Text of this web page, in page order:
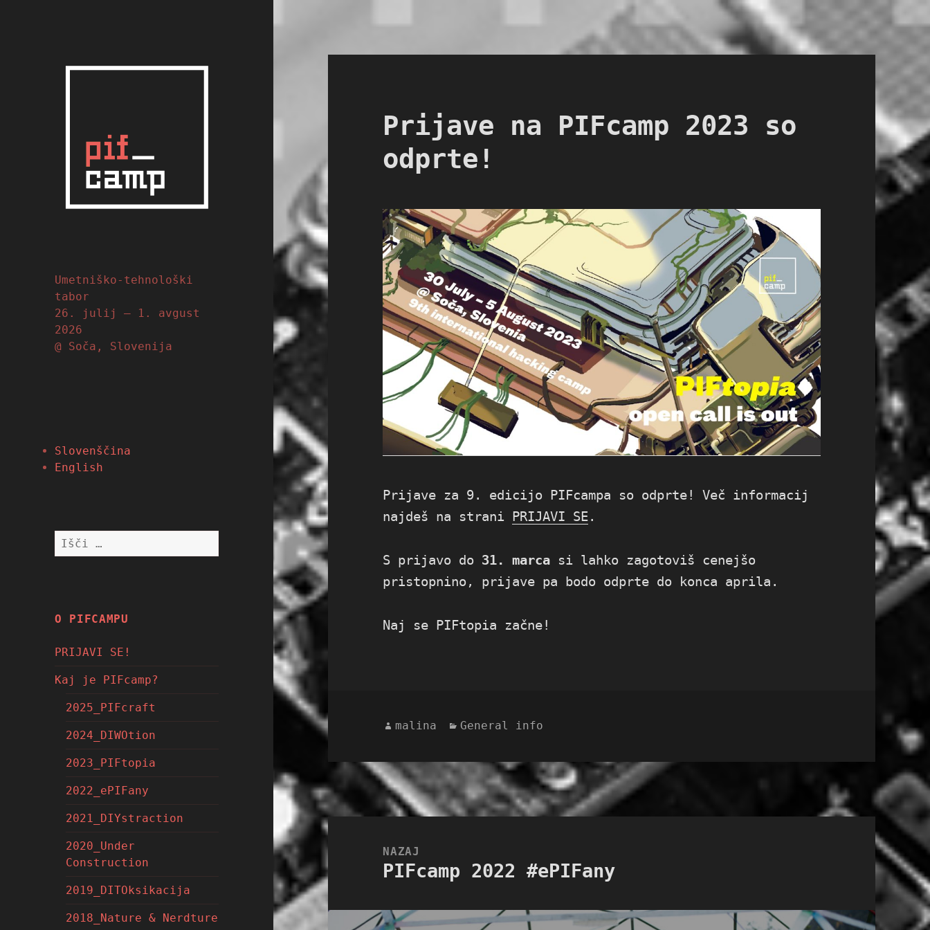
PIFcamp
Slovene Summer Hack
Umetniško-tehnološki
tabor
26. julij – 1. avgust
2026
@ Soča, Slovenija
Slovenščina
English
Išči:
O PIFCAMPU
PRIJAVI SE!
Kaj je PIFcamp?
2025_PIFcraft
2024_DIWOtion
2023_PIFtopia
2022_ePIFany
2021_DIYstraction
2020_Under
Construction
2019_DITOksikacija
2018_Nature & Nerdture
Prijave na PIFcamp 2023 so
odprte!
Prijave za 9. edicijo PIFcampa so odprte! Več informacij
najdeš na strani PRIJAVI SE.
S prijavo do 31. marca si lahko zagotoviš cenejšo
pristopnino, prijave pa bodo odprte do konca aprila.
Naj se PIFtopia začne!
Avtor
malina Kategorije
General info
Navigacija
prispevkaNAZAJ
Prejšnji
PIFcamp 2022 #ePIFany